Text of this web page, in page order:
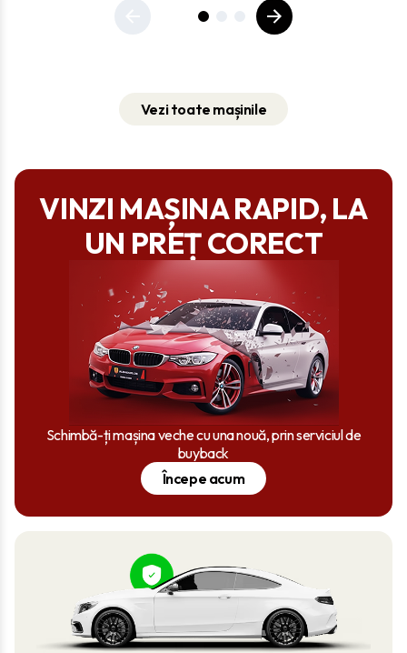
Vezi toate mașinile
VINZI MAȘINA RAPID, LA
UN PREȚ CORECT
Schimbă-ți mașina veche cu una nouă, prin serviciul de
buyback
Începe acum